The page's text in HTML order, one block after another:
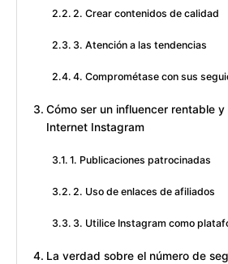
2. Crear contenidos de calidad
3. Atención a las tendencias
4. Comprométase con sus
Cómo ser un influencer rentable
Internet Instagram
1. Publicaciones patrocinadas
2. Uso de enlaces de afiliados
3. Utilice Instagram como
La verdad sobre el número de